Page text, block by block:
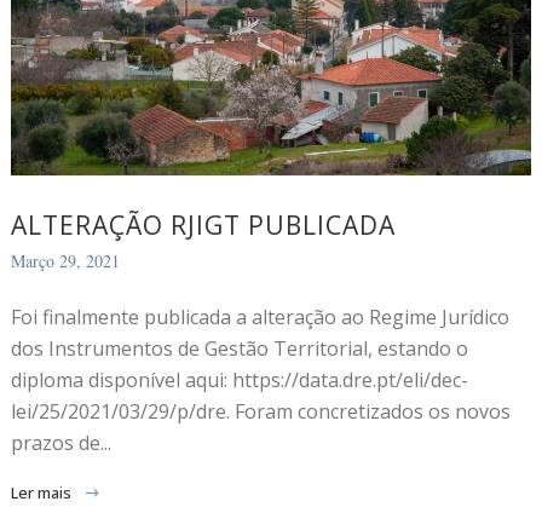
ALTERAÇÃO RJIGT PUBLICADA
Março 29, 2021
Foi finalmente publicada a alteração ao Regime Jurídico
dos Instrumentos de Gestão Territorial, estando o
diploma disponível aqui: https://data.dre.pt/eli/dec-
lei/25/2021/03/29/p/dre. Foram concretizados os novos
prazos de...
Ler mais